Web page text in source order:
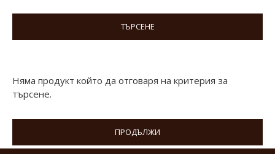
ТЪРСЕНЕ
Няма продукт който да отговаря на критерия за
търсене.
ПРОДЪЛЖИ